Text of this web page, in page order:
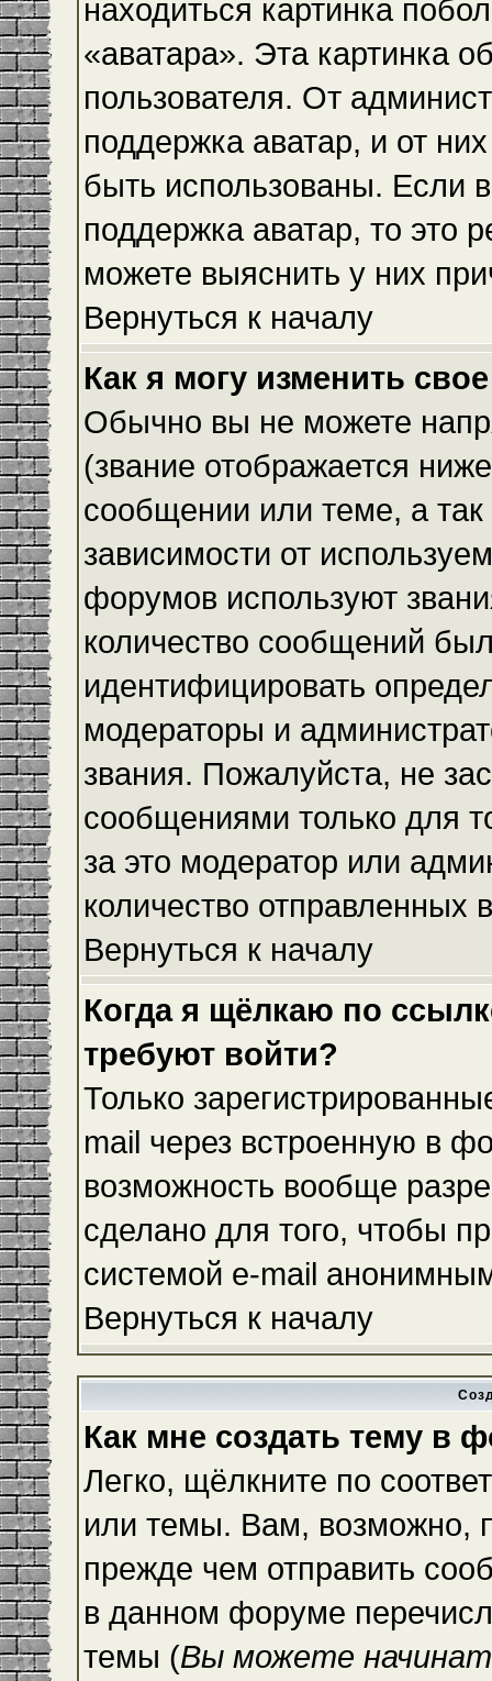
находиться картинка
«аватара». Эта картинка
пользователя. От
поддержка аватар, и от
быть использованы. Если
поддержка аватар, то это
можете выяснить у них
Вернуться к началу
Как я могу изменить
Обычно вы не можете
(звание отображается
сообщении или теме, а
зависимости от
форумов используют
количество сообщений
идентифицировать
модераторы и
звания. Пожалуйста, не
сообщениями только для
за это модератор или
количество
Вернуться к началу
Когда я щёлкаю по
требуют войти?
Только
mail через встроенную в
возможность вообще
сделано для того, чтобы
системой e-mail
Вернуться к началу
Как мне создать тему в
Легко, щёлкните по
или темы. Вам, возможно,
прежде чем отправить
в данном форуме
темы (Вы можете